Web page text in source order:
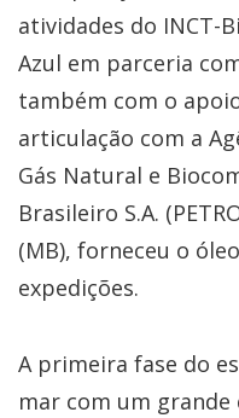
atividades do INCT-
Azul em parceria
também com o
articulação com a
Gás Natural e
Brasileiro S.A.
(MB), forneceu o
expedições.
A primeira fase do
mar com um grande